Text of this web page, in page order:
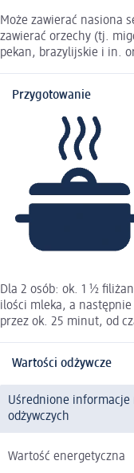
Może zawierać nasiona
zawierać orzechy (tj.
pekan, brazylijskie i in.
Przygotowanie
Dla 2 osób: ok. 1 1⁄2
ilości mleka, a
przez ok. 25 minut, od
Wartości odżywcze
Uśrednione informacje
odżywczych
Wartość energetyczna